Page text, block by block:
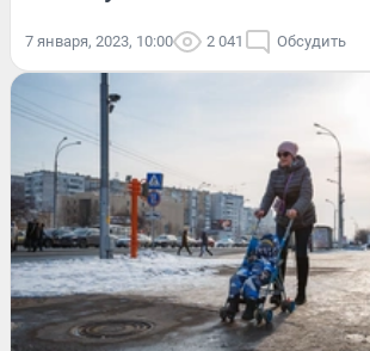
7 января, 2023, 10:00 2 041 Обсудить